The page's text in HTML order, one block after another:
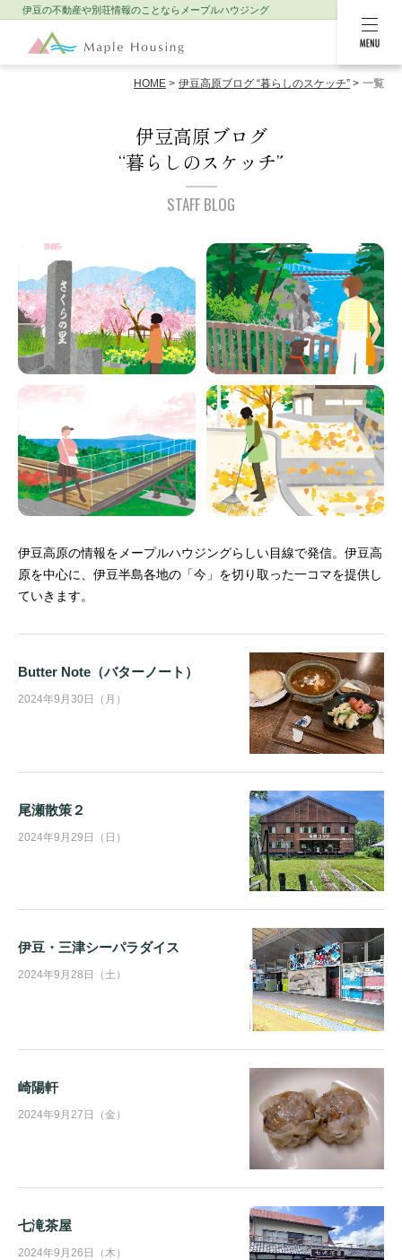
MENU
伊豆の不動産や別荘情報のことなら メープルハウジング
HOME 伊豆高原ブログ “暮らしのスケッチ” 一覧
伊豆高原ブログ
“暮らしのスケッチ”
STAFF BLOG
伊豆高原の情報をメープルハウジングらしい目線で発信。 伊豆高
原を中心に、伊豆半島各地の「今」を切り取った一コマを提供し
ていきます。
Butter Note（バターノート）
2024年9月30日（月）
尾瀬散策２
2024年9月29日（日）
伊豆・三津シーパラダイス
2024年9月28日（土）
崎陽軒
2024年9月27日（金）
七滝茶屋
2024年9月26日（木）